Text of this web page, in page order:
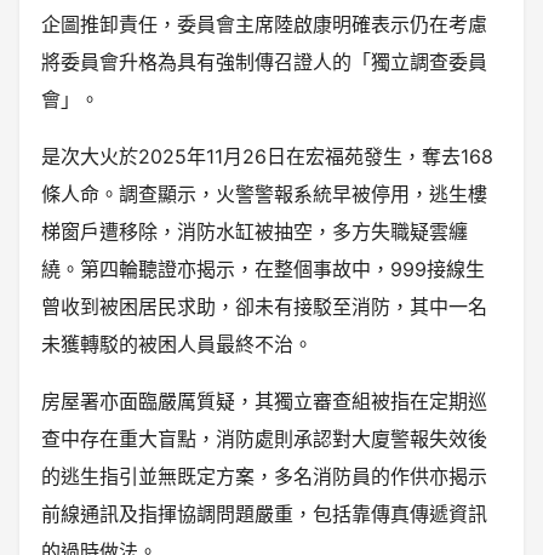
企圖推卸責任，委員會主席陸啟康明確表示仍在考慮
將委員會升格為具有強制傳召證人的「獨立調查委員
會」。
是次大火於2025年11月26日在宏福苑發生，奪去168
條人命。調查顯示，火警警報系統早被停用，逃生樓
梯窗戶遭移除，消防水缸被抽空，多方失職疑雲纏
繞。第四輪聽證亦揭示，在整個事故中，999接線生
曾收到被困居民求助，卻未有接駁至消防，其中一名
未獲轉駁的被困人員最終不治。
房屋署亦面臨嚴厲質疑，其獨立審查組被指在定期巡
查中存在重大盲點，消防處則承認對大廈警報失效後
的逃生指引並無既定方案，多名消防員的作供亦揭示
前線通訊及指揮協調問題嚴重，包括靠傳真傳遞資訊